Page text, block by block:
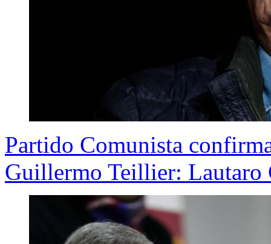
Partido Comunista
Guillermo Teillier: Lautaro